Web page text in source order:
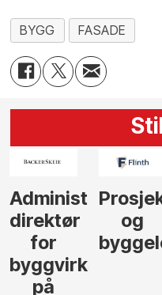
BYGG FASADE
HR-
rådgiver
/